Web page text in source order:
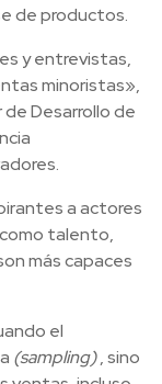
de productos.
y entrevistas,
minoristas»,
de Desarrollo de
a actores
talento,
más capaces
el
(sampling), sino